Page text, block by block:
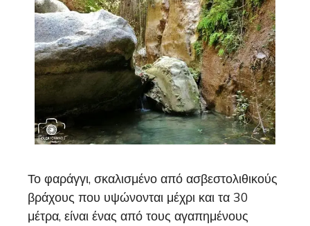
Το φαράγγι, σκαλισμένο από ασβεστολιθικούς
βράχους που υψώνονται μέχρι και τα 30
μέτρα, είναι ένας από τους αγαπημένους